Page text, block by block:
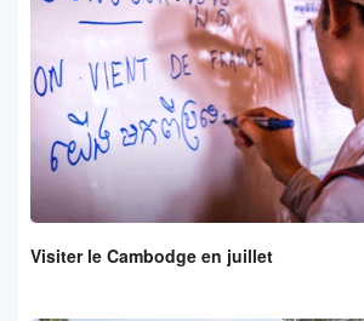
Visiter le Cambodge en juillet